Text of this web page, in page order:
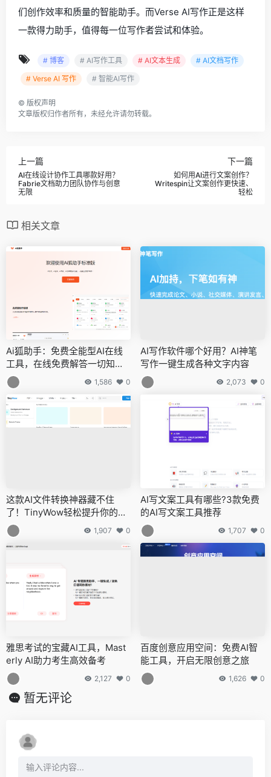
们创作效率和质量的智能助手。而Verse AI写作正是这样
一款得力助手，值得每一位写作者尝试和体验。
# 博客 # AI写作工具 # AI文本生成
# AI文档写作
# Verse AI 写作
# 智能AI写作
© 版权声明
文章版权归作者所有，未经允许请勿转载。
上一篇
AI在线设计协作工具哪款好用？
Fabrie文档助力团队协作与创意
无限
下一篇
如何用AI进行文案创作？
Writespin让文案创作更快速、
轻松
相关文章
Ai狐助手：免费全能型AI在线
工具，在线免费解答一切知识
难题
1,586 0
AI写作软件哪个好用？AI神笔
写作一键生成各种文字内容
2,073 0
这款AI文件转换神器藏不住
了！TinyWow轻松提升你的工
作效率
1,907 0
AI写文案工具有哪些?3款免费
的AI写文案工具推荐
1,707 0
雅思考试的宝藏AI工具，Mast
erly AI助力考生高效备考
2,127 0
百度创意应用空间：免费AI智
能工具，开启无限创意之旅
1,626 0
暂无评论